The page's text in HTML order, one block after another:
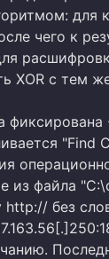
для
чего к
XOR с тем
из файла
без